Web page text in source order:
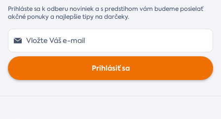
Prihláste sa k odberu noviniek a s predstihom vám budeme posielať
akčné ponuky a najlepšie tipy na darčeky.
Prihlásiť sa